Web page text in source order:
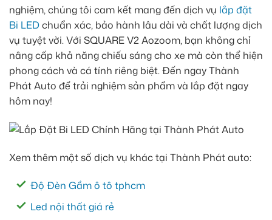
nghiệm, chúng tôi cam kết mang đến dịch vụ lắp đặt
Bi LEDchuẩn xác, bảo hành lâu dài và chất lượng dịch
vụ tuyệt vời. Với SQUARE V2 Aozoom, bạn không chỉ
nâng cấp khả năng chiếu sáng cho xe mà còn thể hiện
phong cách và cá tính riêng biệt. Đến ngay Thành
Phát Auto để trải nghiệm sản phẩm và lắp đặt ngay
hôm nay!
Xem thêm một số dịch vụ khác tại Thành Phát auto:
Độ Đèn Gầm ô tô tphcm
Led nội thất giá rẻ